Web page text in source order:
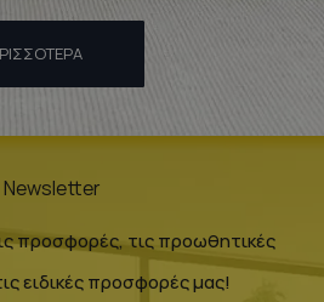
Newsletter
προσφορές, τις προωθητικές
ειδικές προσφορές μας!